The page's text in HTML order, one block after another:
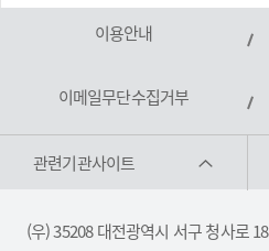
이용안내
이메일무단수집거부
관련기관사이트
(우) 35208 대전광역시 서구 청사로